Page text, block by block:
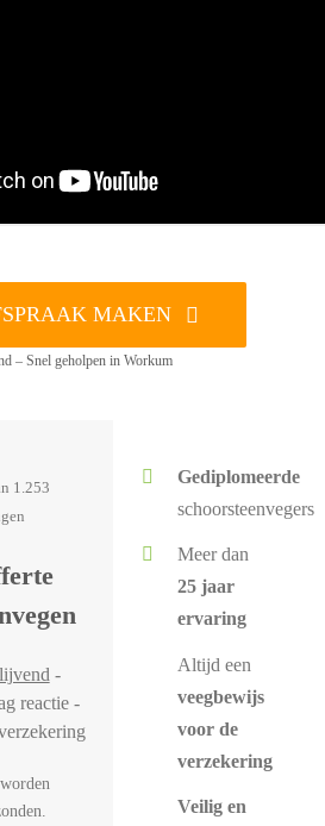
MAKEN
– Snel geholpen in Workum
1.253
-
reactie -
Gediplomeerde
schoorsteenvegers
Meer dan
25 jaar
ervaring
Altijd een
veegbewijs
voor de
verzekering
Veilig en